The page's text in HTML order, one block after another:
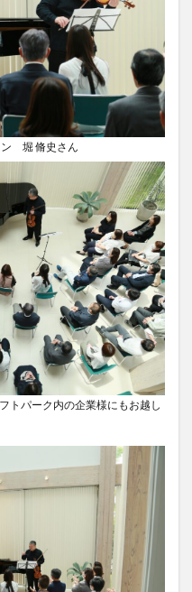
堀 脩史さん
トパーク内の企業様にもお越し